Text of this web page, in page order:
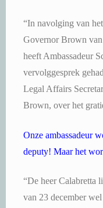
“In navolging van
Governor Brown
heeft Ambassadeur
vervolggesprek
Legal Affairs
Brown, over het
Onze ambassadeur
deputy! Maar het
“De heer Calabretta
van 23 december